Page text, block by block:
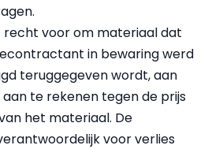
recht voor om materiaal dat
in bewaring werd
teruggegeven wordt, aan
te rekenen tegen de prijs
het materiaal. De
voor verlies